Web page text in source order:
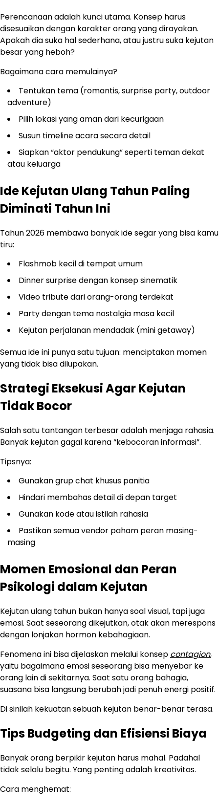
Perencanaan adalah kunci utama. Konsep harus
disesuaikan dengan karakter orang yang dirayakan.
Apakah dia suka hal sederhana, atau justru suka kejutan
besar yang heboh?
Bagaimana cara memulainya?
Tentukan tema (romantis, surprise party, outdoor
adventure)
Pilih lokasi yang aman dari kecurigaan
Susun timeline acara secara detail
Siapkan “aktor pendukung” seperti teman dekat
atau keluarga
Ide Kejutan Ulang Tahun Paling
Diminati Tahun Ini
Tahun 2026 membawa banyak ide segar yang bisa kamu
tiru:
Flashmob kecil di tempat umum
Dinner surprise dengan konsep sinematik
Video tribute dari orang-orang terdekat
Party dengan tema nostalgia masa kecil
Kejutan perjalanan mendadak (mini getaway)
Semua ide ini punya satu tujuan: menciptakan momen
yang tidak bisa dilupakan.
Strategi Eksekusi Agar Kejutan
Tidak Bocor
Salah satu tantangan terbesar adalah menjaga rahasia.
Banyak kejutan gagal karena “kebocoran informasi”.
Tipsnya:
Gunakan grup chat khusus panitia
Hindari membahas detail di depan target
Gunakan kode atau istilah rahasia
Pastikan semua vendor paham peran masing-
masing
Momen Emosional dan Peran
Psikologi dalam Kejutan
Kejutan ulang tahun bukan hanya soal visual, tapi juga
emosi. Saat seseorang dikejutkan, otak akan merespons
dengan lonjakan hormon kebahagiaan.
Fenomena ini bisa dijelaskan melalui konsep contagion,
yaitu bagaimana emosi seseorang bisa menyebar ke
orang lain di sekitarnya. Saat satu orang bahagia,
suasana bisa langsung berubah jadi penuh energi positif.
Di sinilah kekuatan sebuah kejutan benar-benar terasa.
Tips Budgeting dan Efisiensi Biaya
Banyak orang berpikir kejutan harus mahal. Padahal
tidak selalu begitu. Yang penting adalah kreativitas.
Cara menghemat: